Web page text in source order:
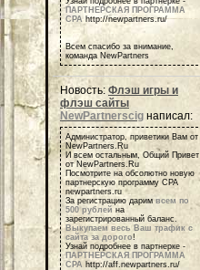
ПАРТНЕРСКАЯ ПРОГРАММА
СРАhttp://newpartners.ru/
Всем спасибо за внимание,
команда NewPartners
Новость: Флэш игры и
флэш сайты
NewPartnerscig написал:
Администратор, приветики Вам от
NewPartners.Ru
И всем остальным, Общий Привет
от NewPartners.Ru
Посмотрите на обсолютно новую
партнерскую программу СРА
newpartners.ru
За регистрацию дарим всем по
500 рублей на
зарегистрированный баланс.
Выкупаем весь Ваш трафик с
сайта за дорого!
Узнай подробнее в партнерке -
ПАРТНЕРСКАЯ ПРОГРАММА
СРА http://aff.newpartners.ru/